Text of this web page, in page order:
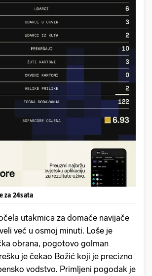
za 24sata
utakmica za domaće navijače
već u osmoj minuti. Loše je
obrana, pogotovo golman
je čekao Božić koji je precizno
vodstvo. Primljeni pogodak je